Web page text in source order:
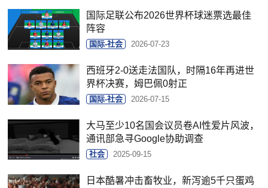
国际足联公布2026世界杯球迷票选最佳
阵容
国际-社会 2026-07-23
西班牙2-0送走法国队，时隔16年再进世
界杯决赛，姆巴佩0射正
国际-社会 2026-07-15
大马至少10名国会议员卷AI性爱片风波，
通讯部急寻Google协助调查
社会 2025-09-15
日本酷暑冲击畜牧业，新泻逾5千只蛋鸡